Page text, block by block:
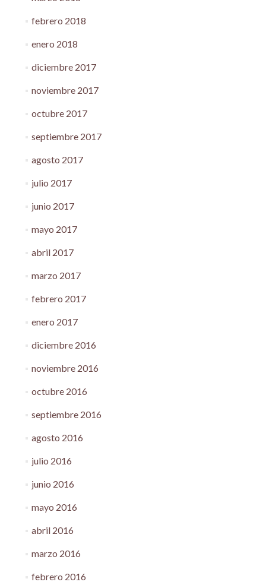
febrero 2018
enero 2018
diciembre 2017
noviembre 2017
octubre 2017
septiembre 2017
agosto 2017
julio 2017
junio 2017
mayo 2017
abril 2017
marzo 2017
febrero 2017
enero 2017
diciembre 2016
noviembre 2016
octubre 2016
septiembre 2016
agosto 2016
julio 2016
junio 2016
mayo 2016
abril 2016
marzo 2016
febrero 2016